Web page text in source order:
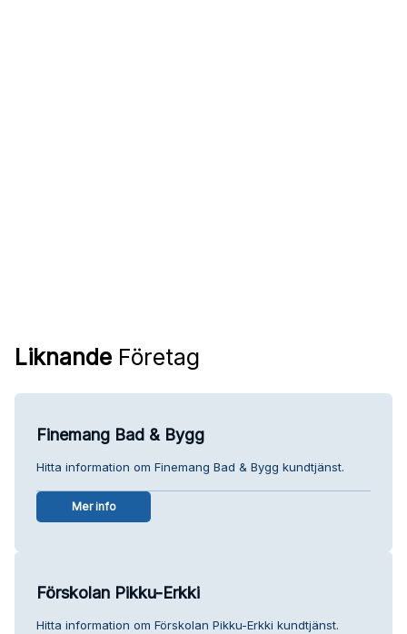
Liknande Företag
Finemang Bad & Bygg
Hitta information om Finemang Bad & Bygg kundtjänst.
Mer info
Förskolan Pikku-Erkki
Hitta information om Förskolan Pikku-Erkki kundtjänst.